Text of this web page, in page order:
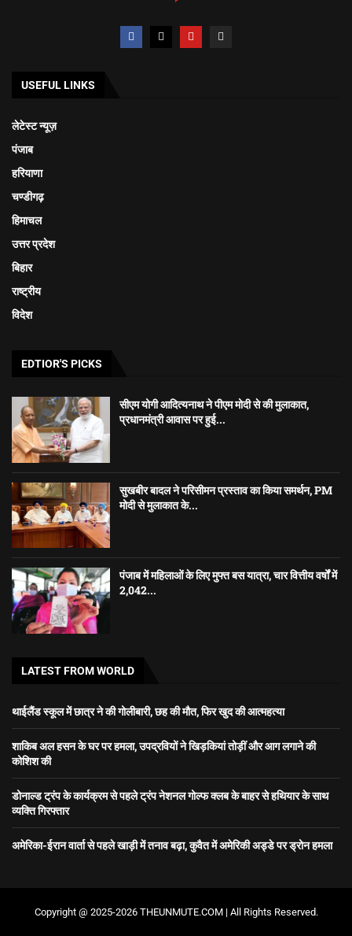
USEFUL LINKS
लेटेस्ट न्यूज़
पंजाब
हरियाणा
चण्डीगढ़
हिमाचल
उत्तर प्रदेश
बिहार
राष्ट्रीय
विदेश
EDTIOR'S PICKS
सीएम योगी आदित्यनाथ ने पीएम मोदी से की मुलाकात,
प्रधानमंत्री आवास पर हुई...
सुखबीर बादल ने परिसीमन प्रस्ताव का किया समर्थन, PM
मोदी से मुलाकात के...
पंजाब में महिलाओं के लिए मुफ्त बस यात्रा, चार वित्तीय वर्षों में
2,042...
LATEST FROM WORLD
थाईलैंड स्कूल में छात्र ने की गोलीबारी, छह की मौत, फिर खुद की आत्महत्या
शाकिब अल हसन के घर पर हमला, उपद्रवियों ने खिड़कियां तोड़ीं और आग लगाने की
कोशिश की
डोनाल्ड ट्रंप के कार्यक्रम से पहले ट्रंप नेशनल गोल्फ क्लब के बाहर से हथियार के साथ
व्यक्ति गिरफ्तार
अमेरिका-ईरान वार्ता से पहले खाड़ी में तनाव बढ़ा, कुवैत में अमेरिकी अड्डे पर ड्रोन हमला
Copyright @ 2025-2026 THEUNMUTE.COM | All Rights Reserved.